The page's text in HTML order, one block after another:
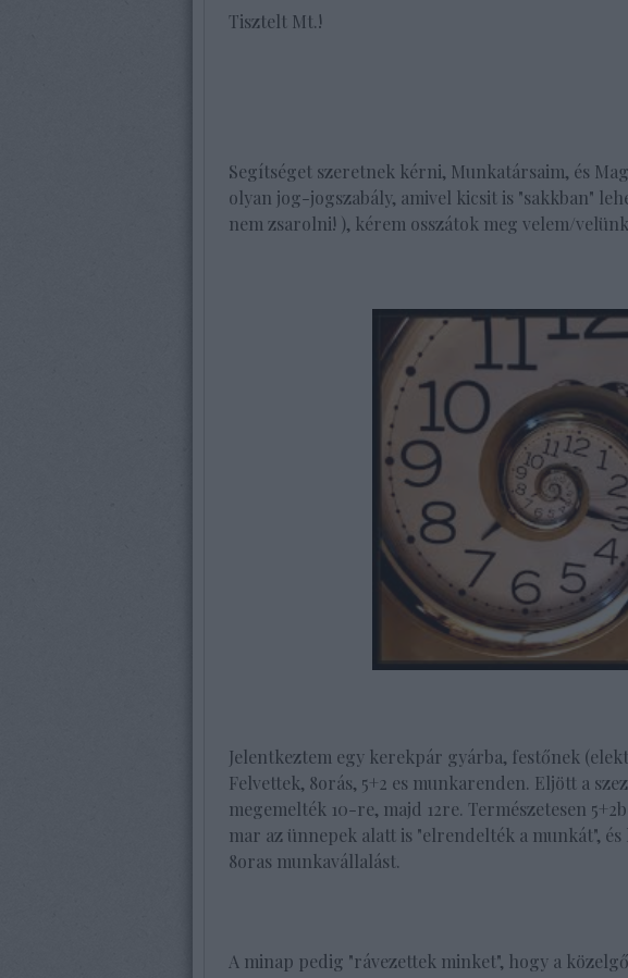
Tisztelt Mt.!
Segítséget szeretnek kérni, Munkatársaim, és
olyan jog-jogszabály, amivel kicsit is "sakkban"
nem zsarolni! ), kérem osszátok meg velem/
Jelentkeztem egy kerekpár gyárba, festőnek
Felvettek, 8orás, 5+2 es munkarenden. Eljött a
megemelték 10-re, majd 12re. Természetesen
mar az ünnepek alatt is "elrendelték a munkát",
8oras munkavállalást.
A minap pedig "rávezettek minket", hogy a